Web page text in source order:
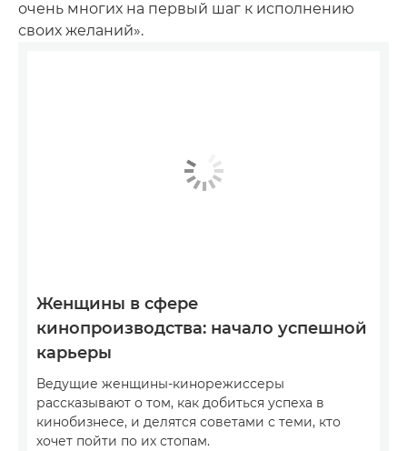
очень многих на первый шаг к исполнению
своих желаний».
Женщины в сфере
кинопроизводства: начало успешной
карьеры
Ведущие женщины-кинорежиссеры
рассказывают о том, как добиться успеха в
кинобизнесе, и делятся советами с теми, кто
хочет пойти по их стопам.